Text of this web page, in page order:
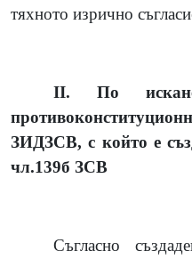
тяхното изрично
ІІ. По
ЗИДЗСВ, с който е
чл.139б ЗСВ
Съгласно